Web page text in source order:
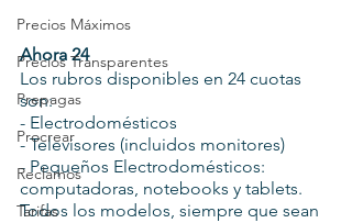
Precios Máximos
Precios Transparentes
Prepagas
Procrear
Reclamos
Tarifas
Ahora 24
Los rubros disponibles en 24 cuotas
son:
- Electrodomésticos
- Televisores (incluidos monitores)
- Pequeños Electrodomésticos:
computadoras, notebooks y tablets.
Todos los modelos, siempre que sean